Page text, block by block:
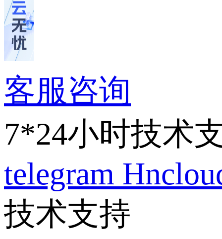
客服咨询
7*24小时技术
telegram
技术支持